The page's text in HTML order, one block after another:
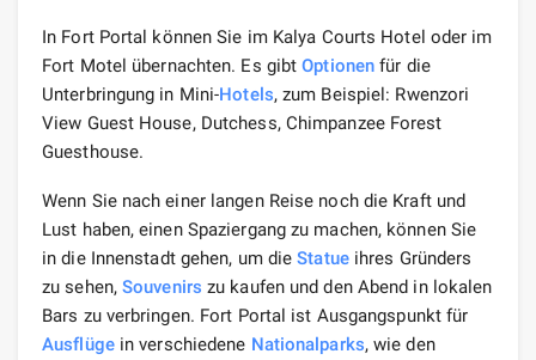
In Fort Portal können Sie im Kalya Courts Hotel oder im
Fort Motel übernachten. Es gibtOptionen für die
Unterbringung in Mini-Hotels, zum Beispiel: Rwenzori
View Guest House, Dutchess, Chimpanzee Forest
Guesthouse.
Wenn Sie nach einer langen Reise noch die Kraft und
Lust haben, einen Spaziergang zu machen, können Sie
in die Innenstadt gehen, um dieStatueihres Gründers
zu sehen, Souvenirs zu kaufen und den Abend in lokalen
Bars zu verbringen. Fort Portal ist Ausgangspunkt für
Ausflügein verschiedene Nationalparks, wie den